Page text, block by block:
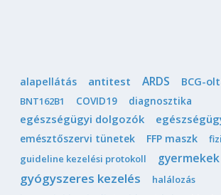
alapellátás antitest ARDS BCG-
BNT162B1
COVID19 diagnosztika
egészségügyi dolgozók
emésztőszervi tünetek FFP maszk
guideline kezelési protokoll
gyermekek
gyógyszeres kezelés halálozás